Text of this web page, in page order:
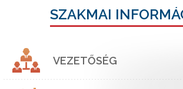
SZAKMAI
VEZETŐSÉG